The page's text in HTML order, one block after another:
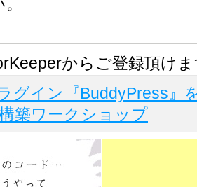
からご登録頂け
グイン『BuddyPress』
築ワークショップ